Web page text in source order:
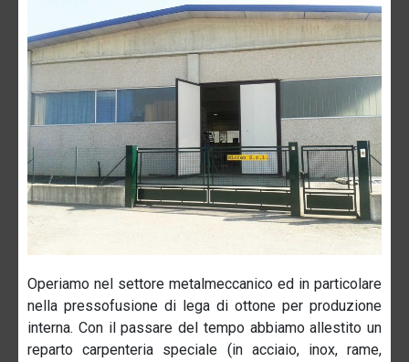
Operiamo nel settore metalmeccanico ed in particolare
nella pressofusione di lega di ottone per produzione
interna. Con il passare del tempo abbiamo allestito un
reparto carpenteria speciale (in acciaio, inox, rame,